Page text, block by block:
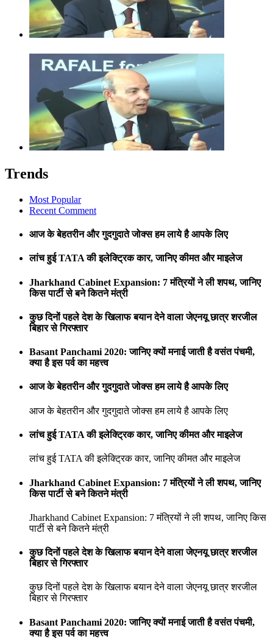
Trends
Most Popular
Recent Comment
आज के बेहतरीन और गुदगुदाते जोक्स हम लाये है आपके लिए
लांच हुई TATA की इलेक्ट्रिक कार, जानिए कीमत और माइलेज
Jharkhand Cabinet Expansion: 7 मंत्रियों ने ली शपथ, जानिए
किस पार्टी से बने कितने मंत्री
कुछ दिनों पहले देश के खिलाफ बयान देने वाला जेएनयू छात्र शरजील
बिहार से गिरफ्तार
Basant Panchami 2020: जानिए क्यों मनाई जाती है वसंत पंचमी,
क्या है इस पर्व का महत्त्व
आज के बेहतरीन और गुदगुदाते जोक्स हम लाये है आपके लिए
आज के बेहतरीन और गुदगुदाते जोक्स हम लाये है आपके लिए
लांच हुई TATA की इलेक्ट्रिक कार, जानिए कीमत और माइलेज
लांच हुई TATA की इलेक्ट्रिक कार, जानिए कीमत और माइलेज
Jharkhand Cabinet Expansion: 7 मंत्रियों ने ली शपथ, जानिए
किस पार्टी से बने कितने मंत्री
Jharkhand Cabinet Expansion: 7 मंत्रियों ने ली शपथ, जानिए किस
पार्टी से बने कितने मंत्री
कुछ दिनों पहले देश के खिलाफ बयान देने वाला जेएनयू छात्र शरजील
बिहार से गिरफ्तार
कुछ दिनों पहले देश के खिलाफ बयान देने वाला जेएनयू छात्र शरजील
बिहार से गिरफ्तार
Basant Panchami 2020: जानिए क्यों मनाई जाती है वसंत पंचमी,
क्या है इस पर्व का महत्त्व